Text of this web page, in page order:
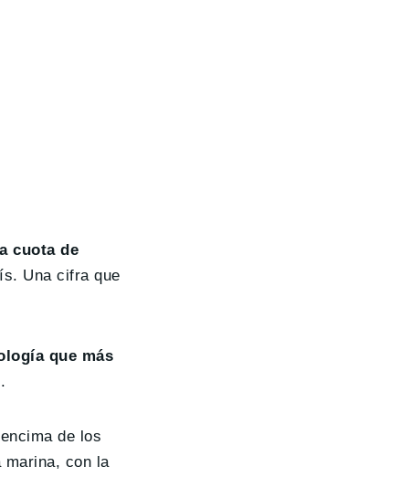
cuota de
Una cifra que
que más
de los
marina, con la